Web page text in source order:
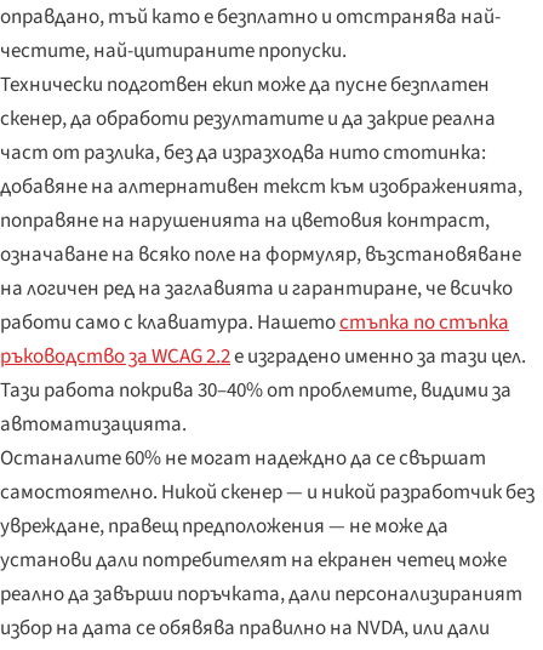
оправдано, тъй като е безплатно и отстранява най-
честите, най-цитираните пропуски.
Технически подготвен екип може да пусне безплатен
скенер, да обработи резултатите и да закрие реална
част от разлика, без да изразходва нито стотинка:
добавяне на алтернативен текст към изображенията,
поправяне на нарушенията на цветовия контраст,
означаване на всяко поле на формуляр, възстановяване
на логичен ред на заглавията и гарантиране, че всичко
работи само с клавиатура. Нашетостъпка по стъпка
ръководство за WCAG 2.2е изградено именно за тази цел.
Тази работа покрива 30–40% от проблемите, видими за
автоматизацията.
Останалите 60% не могат надеждно да се свършат
самостоятелно. Никой скенер — и никой разработчик без
увреждане, правещ предположения — не може да
установи дали потребителят на екранен четец може
реално да завърши поръчката, дали персонализираният
избор на дата се обявява правилно на NVDA, или дали